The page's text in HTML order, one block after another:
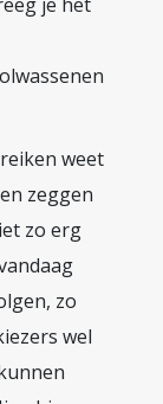
weet
zeggen
zo erg
zo
wel